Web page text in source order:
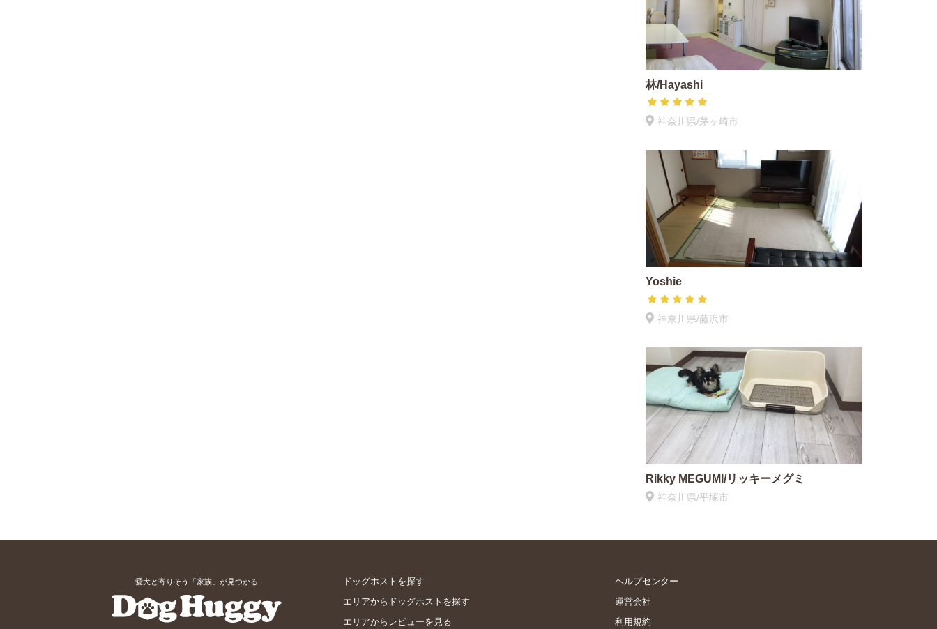
林/Hayashi
神奈川県/茅ヶ崎市
Yoshie
神奈川県/藤沢市
Rikky MEGUMI/リッキーメグミ
神奈川県/平塚市
愛犬と寄りそう「家族」が見つかる
ドッグホストを探す
エリアからドッグホストを探す
エリアからレビューを見る
ヘルプセンター
運営会社
利用規約